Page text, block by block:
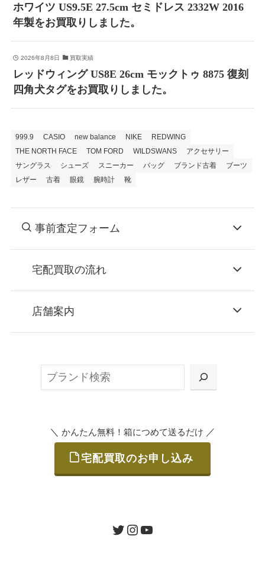
ホワイツ US9.5E 27.5cm セミドレス 2332W 2016
年製をお買取りしました。
2026年8月8日 買取実績
レッドウィング US8E 26cm モックトゥ 8875 復刻
四角犬タグをお買取りしました。
999.9 CASIO new balance NIKE
REDWING
THE NORTH FACE
TOM FORD WILDSWANS
アクセサリー
サングラス
シューズ スニーカー バッグ ブランド古着
ブーツ
レザー
古着 眼鏡 腕時計 靴
事前査定フォーム
宅配買取の流れ
お申込み
または梱包材不要の「集荷申込」からお選び
ご発送
店舗案内
＼ かんたん無料！箱につめて送るだけ ／
宅配買取のお申し込み
ツイッターインスタグラムユーチューブ